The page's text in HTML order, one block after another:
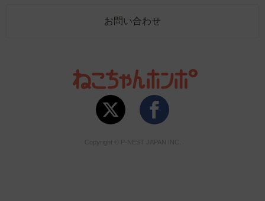
お問い合わせ
Copyright © P-NEST JAPAN INC.